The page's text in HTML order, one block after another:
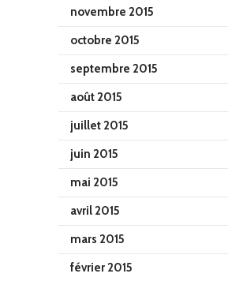
novembre 2015
octobre 2015
septembre 2015
août 2015
juillet 2015
juin 2015
mai 2015
avril 2015
mars 2015
février 2015